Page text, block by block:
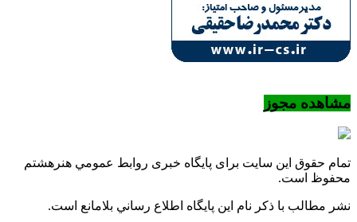
مشاهده مجوز
تمام حقوق این سایت برای پایگاه خبری روابط عمومي هنرهشتم
محفوظ است.
نشر مطالب با ذکر نام اين پايگاه اطلاع رساني بلامانع است.